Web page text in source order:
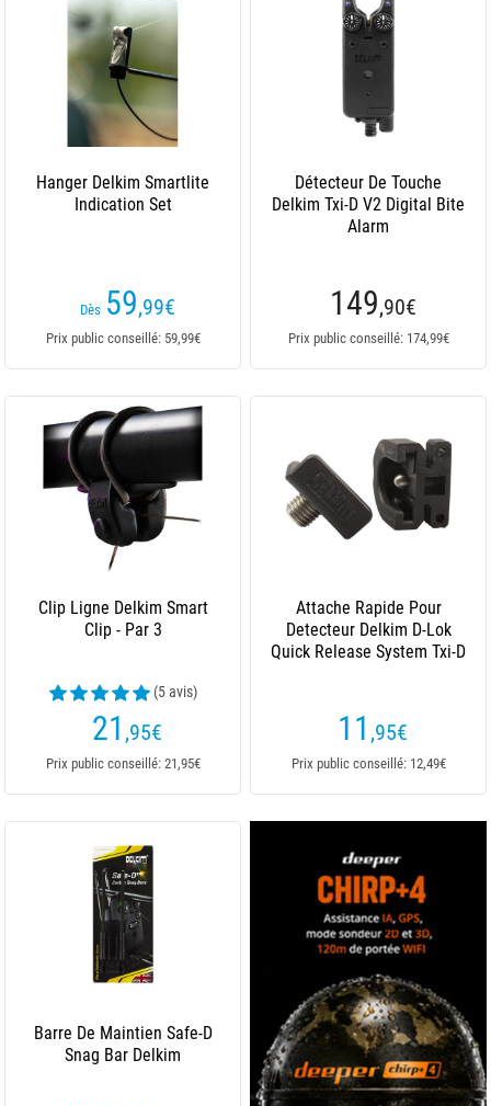
Hanger Delkim Smartlite
Indication Set
Dès 59,99€
Prix public conseillé: 59,99€
Détecteur De Touche
Delkim Txi-D V2 Digital Bite
Alarm
149,90€
Prix public conseillé: 174,99€
Clip Ligne Delkim Smart
Clip - Par 3
(5 avis)
21 ,95€
Prix public conseillé: 21,95€
Attache Rapide Pour
Detecteur Delkim D-Lok
Quick Release System Txi-D
11 ,95€
Prix public conseillé: 12,49€
Barre De Maintien Safe-D
Snag Bar Delkim